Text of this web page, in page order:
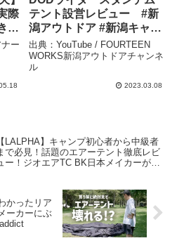
際
る
マ
ー
テント設営レビュー #新
潟アウトドア #新潟キャン
プ #DOD – FOURTEEN
WORKS新潟アウトドアチ
ャンネル
出典：YouTube / FOURTEEN
WORKS新潟アウトドアチャンネ
ル
2023.03.08
【LALPHA】キャンプ初心者から中級者
で必見！話題のエアーテント徹底レビ
ー！ジオエアTC BK日本メイカーが出
かったリア
ーカーにぶ